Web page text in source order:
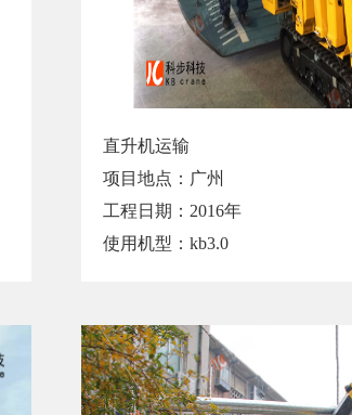
直升机运输
项目地点：广州
工程日期：2016年
使用机型：kb3.0